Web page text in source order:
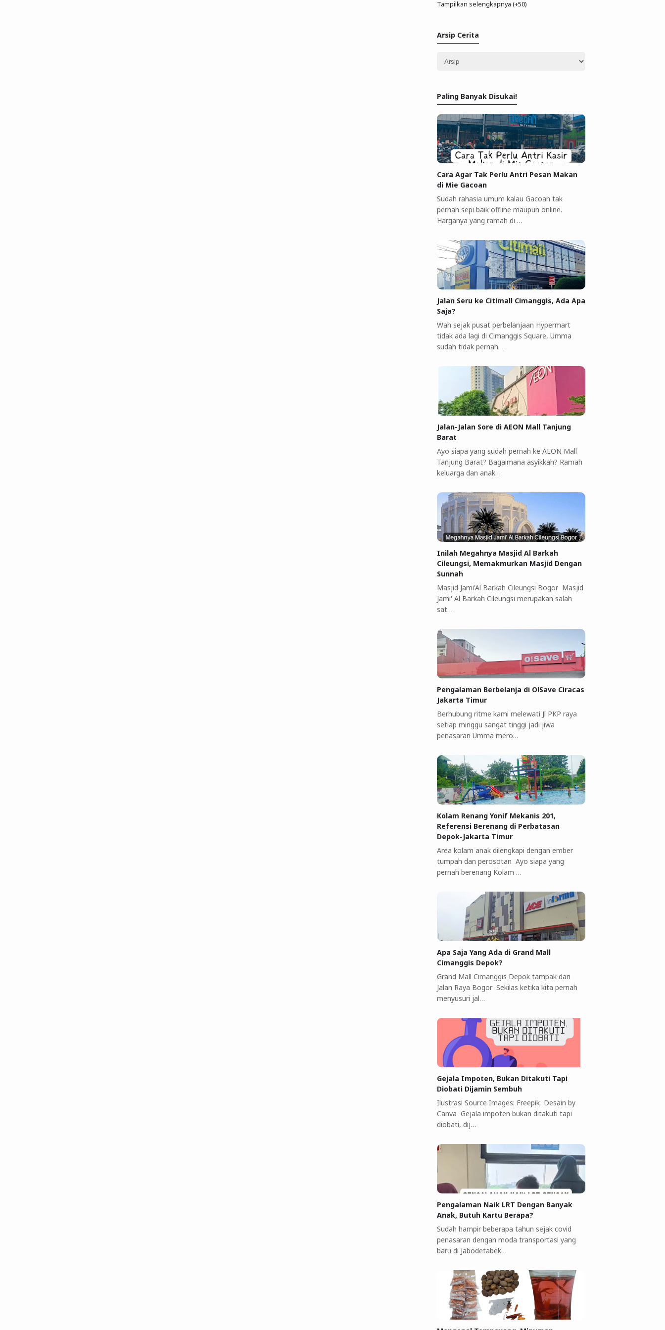
Tampilkan selengkapnya (+50)
Arsip Cerita
Paling Banyak Disukai!
Cara Agar Tak Perlu Antri Pesan Makan
di Mie Gacoan
Sudah rahasia umum kalau Gacoan tak
pernah sepi baik offline maupun online.
Harganya yang ramah di …
Jalan Seru ke Citimall Cimanggis, Ada Apa
Saja?
Wah sejak pusat perbelanjaan Hypermart
tidak ada lagi di Cimanggis Square, Umma
sudah tidak pernah…
Jalan-Jalan Sore di AEON Mall Tanjung
Barat
Ayo siapa yang sudah pernah ke AEON Mall
Tanjung Barat? Bagaimana asyikkah? Ramah
keluarga dan anak…
Inilah Megahnya Masjid Al Barkah
Cileungsi, Memakmurkan Masjid Dengan
Sunnah
Masjid Jami'Al Barkah Cileungsi Bogor Masjid
Jami' Al Barkah Cileungsi merupakan salah
sat…
Pengalaman Berbelanja di O!Save Ciracas
Jakarta Timur
Berhubung ritme kami melewati Jl PKP raya
setiap minggu sangat tinggi jadi jiwa
penasaran Umma mero…
Kolam Renang Yonif Mekanis 201,
Referensi Berenang di Perbatasan
Depok-Jakarta Timur
Area kolam anak dilengkapi dengan ember
tumpah dan perosotan Ayo siapa yang
pernah berenang Kolam …
Apa Saja Yang Ada di Grand Mall
Cimanggis Depok?
Grand Mall Cimanggis Depok tampak dari
Jalan Raya Bogor Sekilas ketika kita pernah
menyusuri jal…
Gejala Impoten, Bukan Ditakuti Tapi
Diobati Dijamin Sembuh
Ilustrasi Source Images: Freepik Desain by
Canva Gejala impoten bukan ditakuti tapi
diobati, dij…
Pengalaman Naik LRT Dengan Banyak
Anak, Butuh Kartu Berapa?
Sudah hampir beberapa tahun sejak covid
penasaran dengan moda transportasi yang
baru di Jabodetabek…